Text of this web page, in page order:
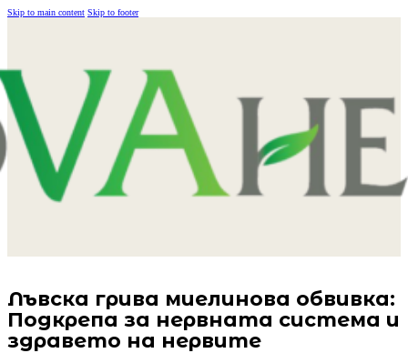
Skip to main content Skip to footer
Лъвска грива миелинова обвивка:
Подкрепа за нервната система и
здравето на нервите